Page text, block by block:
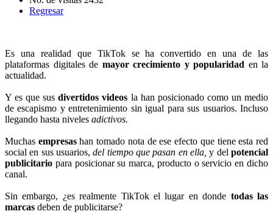
Regresar
Es una realidad que TikTok se ha convertido en una de las
plataformas digitales de mayor crecimiento y popularidad en la
actualidad.
Y es que susdivertidos videos la han posicionado como un medio
de escapismo y entretenimiento sin igual para sus usuarios. Incluso
llegando hasta niveles adictivos.
Muchas empresashan tomado nota de ese efecto que tiene esta red
social en sus usuarios,del tiempo que pasan en ella, y delpotencial
publicitario para posicionar su marca, producto o servicio en dicho
canal.
Sin embargo, ¿es realmente TikTok el lugar en donde todas las
marcas deben de publicitarse?